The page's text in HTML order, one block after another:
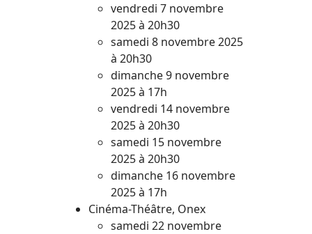
vendredi 7 novembre
2025 à 20h30
samedi 8 novembre 2025
à 20h30
dimanche 9 novembre
2025 à 17h
vendredi 14 novembre
2025 à 20h30
samedi 15 novembre
2025 à 20h30
dimanche 16 novembre
2025 à 17h
Cinéma-Théâtre, Onex
samedi 22 novembre